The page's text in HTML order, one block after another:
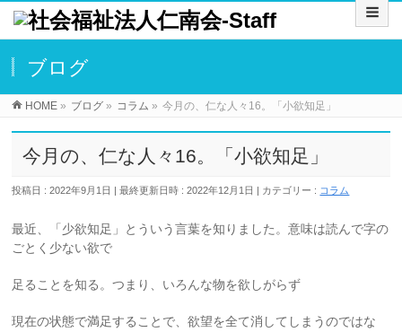
ブログ
HOME » ブログ » コラム » 今月の、仁な人々16。「小欲知足」
今月の、仁な人々16。「小欲知足」
投稿日 : 2022年9月1日 最終更新日時 : 2022年12月1日 カテゴリー : コラム
最近、「少欲知足」とういう言葉を知りました。意味は読んで字の
ごとく少ない欲で
足ることを知る。つまり、いろんな物を欲しがらず
現在の状態で満足することで、欲望を全て消してしまうのではな